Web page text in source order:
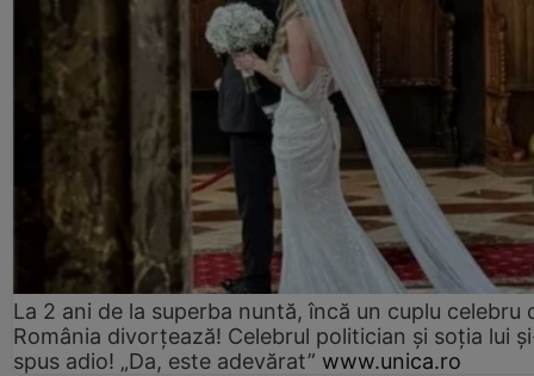
La 2 ani de la superba nuntă, încă un cuplu celebru
România divorțează! Celebrul politician și soția lui
spus adio! „Da, este adevărat” www.unica.ro